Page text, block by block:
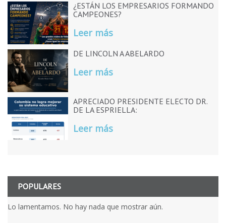
¿ESTÁN LOS EMPRESARIOS FORMANDO
CAMPEONES?
Leer más
DE LINCOLN A ABELARDO
Leer más
APRECIADO PRESIDENTE ELECTO DR.
DE LA ESPRIELLA:
Leer más
POPULARES
Lo lamentamos. No hay nada que mostrar aún.